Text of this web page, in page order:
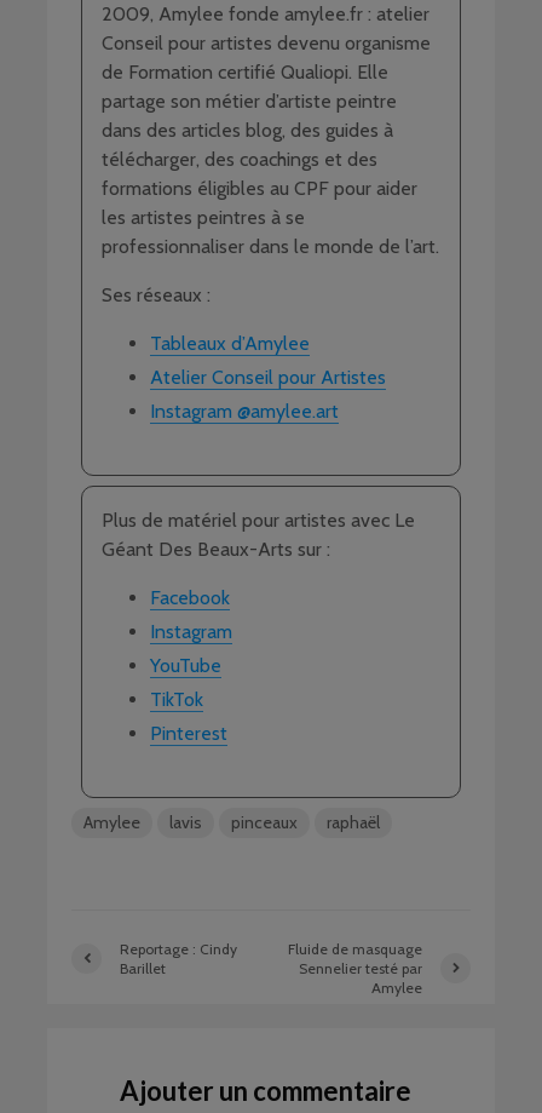
2009, Amylee fonde amylee.fr : atelier
Conseil pour artistes devenu organisme
de Formation certifié Qualiopi. Elle
partage son métier d’artiste peintre
dans des articles blog, des guides à
télécharger, des coachings et des
formations éligibles au CPF pour aider
les artistes peintres à se
professionnaliser dans le monde de l’art.
Ses réseaux :
Tableaux d’Amylee
Atelier Conseil pour Artistes
Instagram @amylee.art
Plus de matériel pour artistes avec Le
Géant Des Beaux-Arts sur :
Facebook
Instagram
YouTube
TikTok
Pinterest
Amylee lavis pinceaux raphaël
Reportage : Cindy
Barillet
Fluide de masquage
Sennelier testé par
Amylee
Ajouter un commentaire